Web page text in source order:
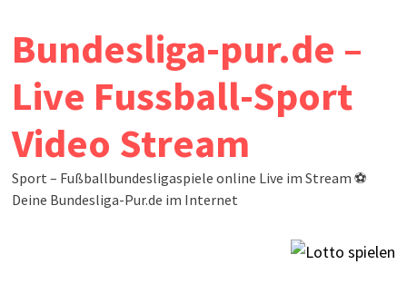
Inhalt
springen
Bundesliga-pur.de –
Live Fussball-Sport
Video Stream
Sport – Fußballbundesligaspiele online Live im Stream ⚽
Deine Bundesliga-Pur.de im Internet